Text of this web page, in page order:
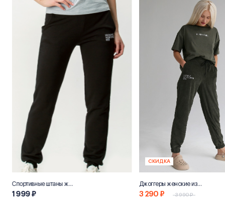
Спортивные штаны женские «НН800»
1 999 ₽
СКИДКА
Джоггеры женские из переработанного хлопка "Эко 800"
3 290 ₽ 3 990 ₽